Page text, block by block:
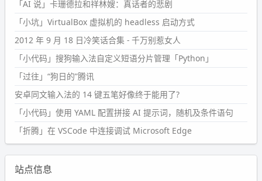
「AI 说」卡珊德拉和祥林嫂：真话者的悲剧
「小坑」VirtualBox 虚拟机的 headless 启动方式
2012 年 9 月 18 日冷笑话合集 - 千万别惹女人
「小代码」搜狗输入法自定义短语分片管理「Python」
「过往」“狗日的”腾讯
安卓同文输入法的 14 键五笔好像终于能用了?
「小代码」使用 YAML 配置拼接 AI 提示词，随机及条件语句
「折腾」在 VSCode 中连接调试 Microsoft Edge
站点信息